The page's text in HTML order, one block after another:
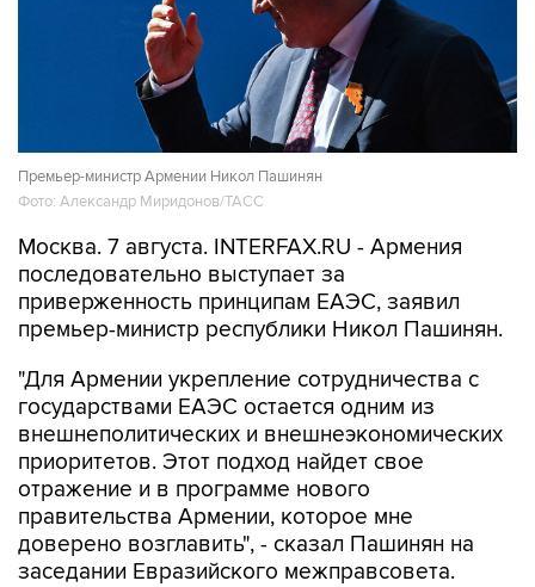
Премьер-министр Армении Никол Пашинян
Фото: Александр Миридонов/ТАСС
Москва. 7 августа. INTERFAX.RU - Армения
последовательно выступает за
приверженность принципам ЕАЭС, заявил
премьер-министр республики Никол Пашинян.
"Для Армении укрепление сотрудничества с
государствами ЕАЭС остается одним из
внешнеполитических и внешнеэкономических
приоритетов. Этот подход найдет свое
отражение и в программе нового
правительства Армении, которое мне
доверено возглавить", - сказал Пашинян на
заседании Евразийского межправсовета.